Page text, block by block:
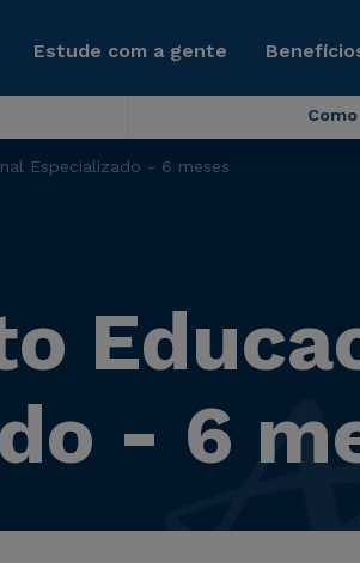
Estude com a gente
Especializado - 6 meses
- 6